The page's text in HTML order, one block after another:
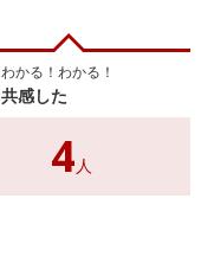
わかる！わかる！
共感した
4 人